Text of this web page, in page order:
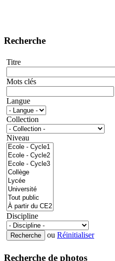
Recherche
Titre
Mots clés
Langue
Collection
Niveau
Discipline
ou Réinitialiser
Recherche de photos